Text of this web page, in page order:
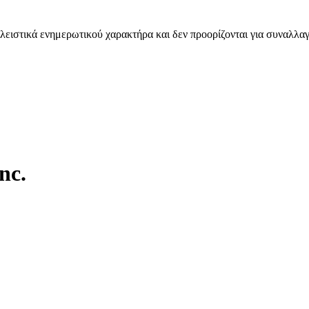
ενημερωτικού χαρακτήρα και δεν προορίζονται για